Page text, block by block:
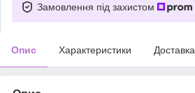
Замовлення під захистом
Опис Характеристики Доставка